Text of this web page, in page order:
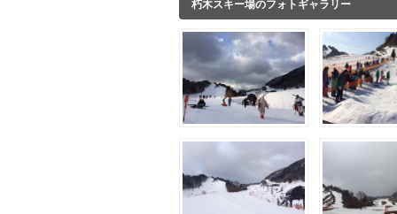
朽木スキー場のフォトギャラリー